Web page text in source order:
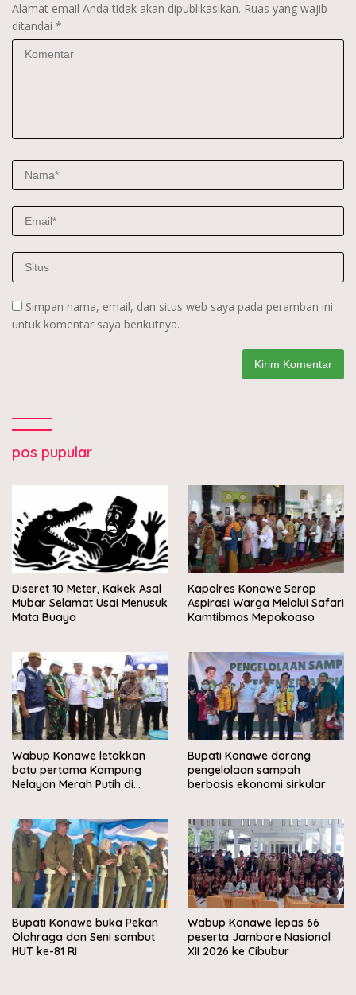
Alamat email Anda tidak akan dipublikasikan. Ruas yang wajib
ditandai *
Simpan nama, email, dan situs web saya pada peramban ini
untuk komentar saya berikutnya.
pos pupular
Diseret 10 Meter, Kakek Asal
Mubar Selamat Usai Menusuk
Mata Buaya
Kapolres Konawe Serap
Aspirasi Warga Melalui Safari
Kamtibmas Mepokoaso
Wabup Konawe letakkan
batu pertama Kampung
Nelayan Merah Putih di
Bupati Konawe dorong
pengelolaan sampah
berbasis ekonomi sirkular
Bupati Konawe buka Pekan
Olahraga dan Seni sambut
HUT ke-81 RI
Wabup Konawe lepas 66
peserta Jambore Nasional
XII 2026 ke Cibubur